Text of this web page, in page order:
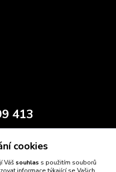
413
cookies
Váš souhlas s použitím souborů
informace týkající se Vašich